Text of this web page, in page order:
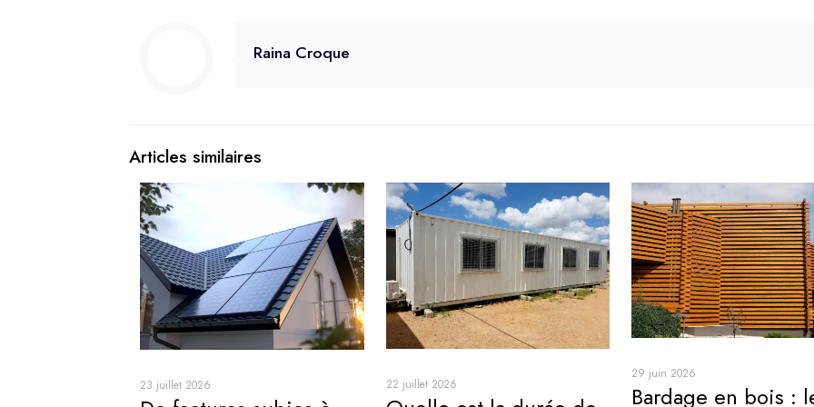
Raina Croque
Articles similaires
23 juillet 2026 22 juillet 2026
29 juin 2026
Bardage en bois :